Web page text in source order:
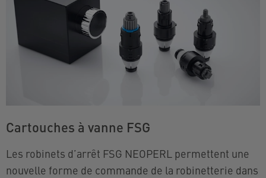
Cartouches à vanne FSG
Les robinets d’arrêt FSG NEOPERL permettent une
nouvelle forme de commande de la robinetterie dans